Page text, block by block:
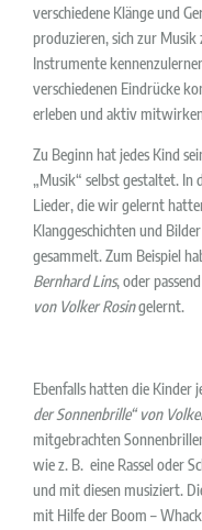
verschiedene Klänge und
produzieren, sich zur Musik
Instrumente
verschiedenen Eindrücke
erleben und aktiv
Zu Beginn hat jedes Kind
„Musik“ selbst gestaltet. In
Lieder, die wir gelernt
Klanggeschichten und
gesammelt. Zum Beispiel
Bernhard Lins, oder
von Volker Rosingelernt.
Ebenfalls hatten die Kinder
der Sonnenbrille“ von
mitgebrachten
wie z. B. eine Rassel oder
und mit diesen musiziert.
mit Hilfe der Boom –